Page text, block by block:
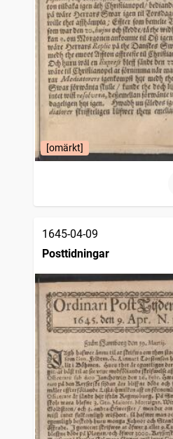
[omärkt]
1645-04-09
Posttidningar